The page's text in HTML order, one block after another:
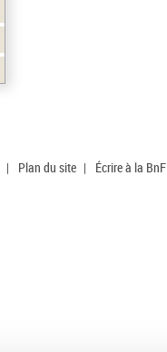
| Plan du site | Écrire à la BnF